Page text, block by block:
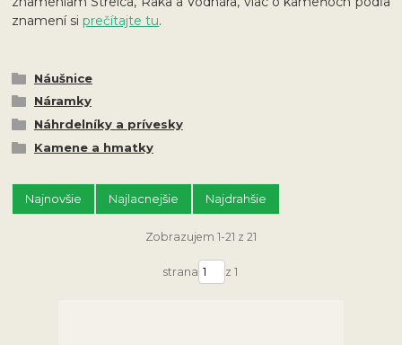
znamení siprečítajte tu.
Náušnice
Náramky
Náhrdelníky a prívesky
Kamene a hmatky
Najnovšie Najlacnejšie Najdrahšie
Zobrazujem 1-21 z 21
strana z 1